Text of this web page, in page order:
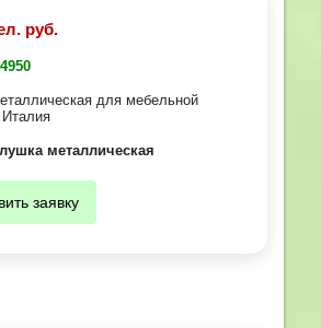
руб.
для мебельной
металлическая
заявку